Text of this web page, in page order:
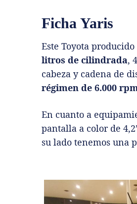
Ficha Yaris
Este Toyota
litros de cilindrada,
cabeza y cadena de
régimen de 6.000
En cuanto a
pantalla a color de
su lado tenemos una